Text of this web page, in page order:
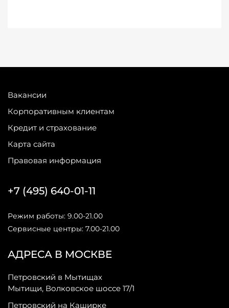
Вакансии
Корпоративным клиентам
Кредит и страхование
Карта сайта
Правовая информация
АДРЕСА В МОСКВЕ
Петровский в Мытищах
Мытищи, Волковское шоссе 17/1
Петровский на Каширке
+7 (495) 640-01-11
Режим работы: 9.00-21.00
Сервисные центры: 7.00-21.00